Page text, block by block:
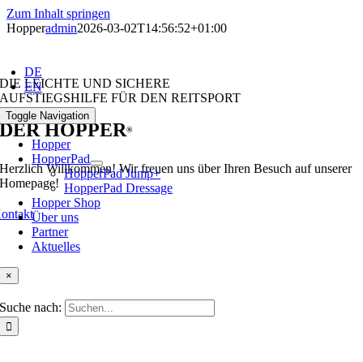
Zum Inhalt springen
DE
EN
Toggle Navigation
Hopper
HopperPad
HopperPad Jump+
HopperPad Dressage
Hopper Shop
Über uns
Partner
Aktuelles
×
Suche nach:
Hopperadmin2026-03-02T14:56:52+01:00
DIE LEICHTE UND SICHERE
AUFSTIEGSHILFE FÜR DEN REITSPORT
DER HOPPER®
Herzlich Willkommen! Wir freuen uns über Ihren Besuch auf unserer
Homepage!